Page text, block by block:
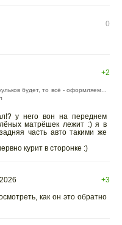
0
+2
будет, то всё - оформляем...
у него вон на переднем
матрёшек лежит :) я в
часть авто такими же
курит в сторонке :)
+3
как он это обратно